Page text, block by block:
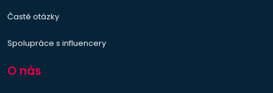
Časté otázky
Spolupráce s influencery
O nás